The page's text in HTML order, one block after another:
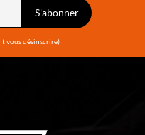
vous désinscrire)